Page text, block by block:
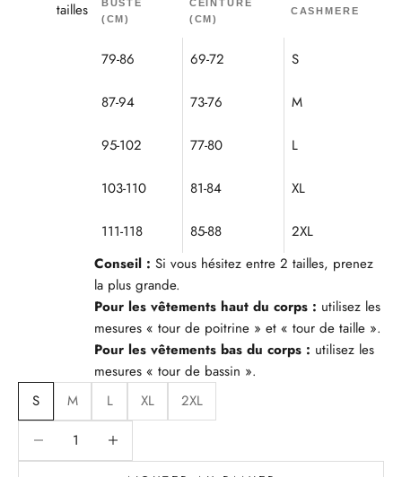
tailles
BUSTE
(CM)
CEINTURE
(CM)
CASHMERE
79-86 69-72 S
87-94 73-76 M
95-102 77-80 L
103-110 81-84 XL
111-118 85-88
2XL
Conseil : Si vous hésitez entre 2 tailles, prenez
la plus grande.
Pour les vêtements haut du corps : utilisez les
mesures « tour de poitrine » et « tour de taille ».
Pour les vêtements bas du corps : utilisez les
mesures « tour de bassin ».
S
M L XL
2XL
Diminuer la quantitéDiminuer la quantité